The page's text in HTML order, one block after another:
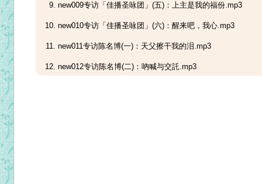
new009专访「佳播圣咏团」(五)：上主是我的福份.mp3
new010专访「佳播圣咏团」(六)：醒来吧，我心.mp3
new011专访陈名博(一)：天父擦干我的泪.mp3
new012专访陈名博(二)：吶喊与交託.mp3